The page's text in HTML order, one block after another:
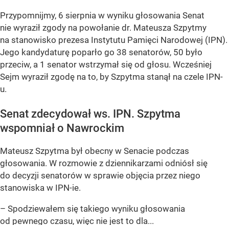
Przypomnijmy, 6 sierpnia w wyniku głosowania Senat
nie wyraził zgody na powołanie dr. Mateusza Szpytmy
na stanowisko prezesa Instytutu Pamięci Narodowej (IPN).
Jego kandydaturę poparło go 38 senatorów, 50 było
przeciw, a 1 senator wstrzymał się od głosu. Wcześniej
Sejm wyraził zgodę na to, by Szpytma stanął na czele IPN-
u.
Senat zdecydował ws. IPN. Szpytma
wspomniał o Nawrockim
Mateusz Szpytma był obecny w Senacie podczas
głosowania. W rozmowie z dziennikarzami odniósł się
do decyzji senatorów w sprawie objęcia przez niego
stanowiska w IPN-ie.
– Spodziewałem się takiego wyniku głosowania
od pewnego czasu, więc nie jest to dla...